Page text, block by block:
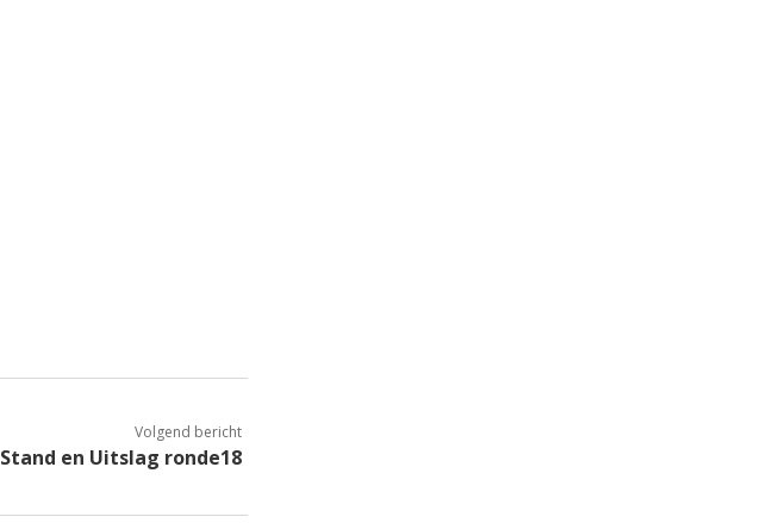
Volgend bericht
Stand en Uitslag ronde18